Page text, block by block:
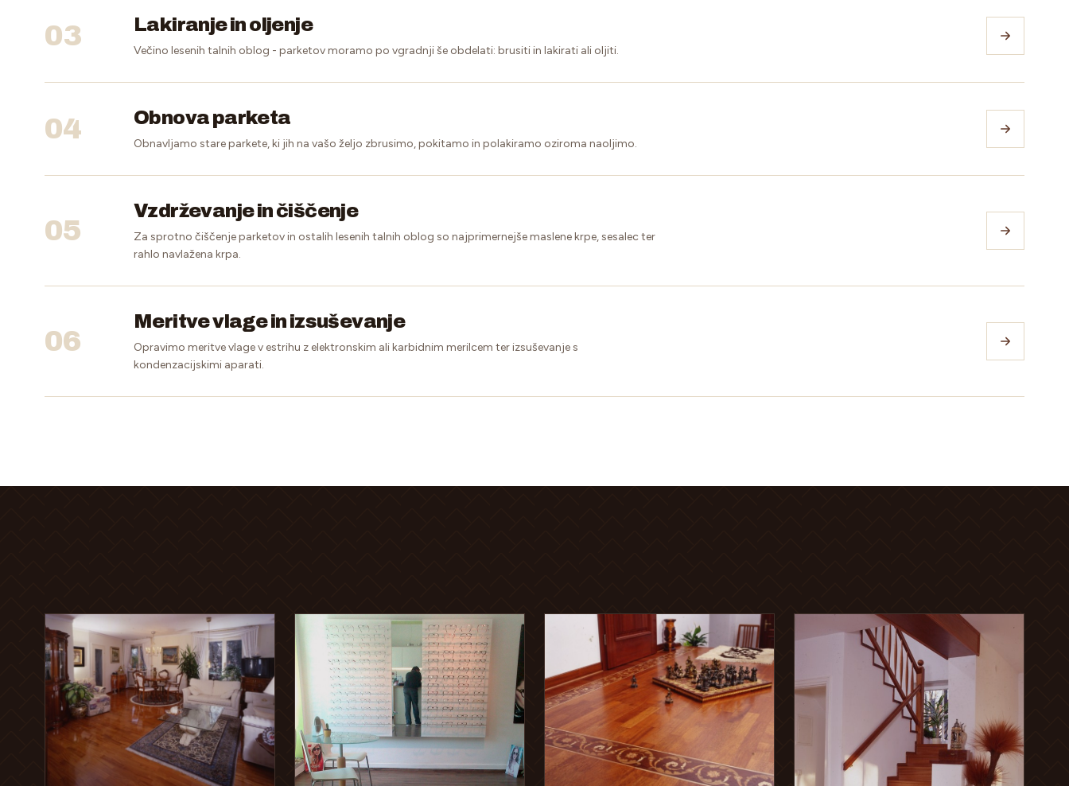
03 Lakiranje in oljenje
Večino lesenih talnih oblog - parketov moramo po vgradnji še obdelati: brusiti in lakirati ali oljiti.
04 Obnova parketa
Obnavljamo stare parkete, ki jih na vašo željo zbrusimo, pokitamo in polakiramo oziroma naoljimo.
05
Vzdrževanje in čiščenje
Za sprotno čiščenje parketov in ostalih lesenih talnih oblog so najprimernejše maslene krpe, sesalec ter
rahlo navlažena krpa.
06
Meritve vlage in izsuševanje
Opravimo meritve vlage v estrihu z elektronskim ali karbidnim merilcem ter izsuševanje s
kondenzacijskimi aparati.